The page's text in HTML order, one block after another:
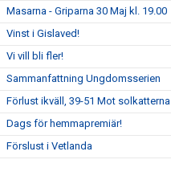
Masarna - Griparna 30 Maj kl. 19.00
Vinst i Gislaved!
Vi vill bli fler!
Sammanfattning Ungdomsserien
Förlust ikväll, 39-51 Mot solkatterna
Dags för hemmapremiär!
Förslust i Vetlanda